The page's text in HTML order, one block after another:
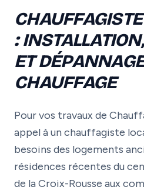
:
ET
CHAUFFAGE
Pour vos travaux de
appel à un chauffagiste
besoins des logements
résidences récentes du
de la Croix-Rousse aux